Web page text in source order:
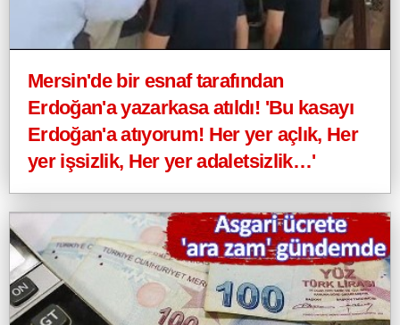
Mersin'de bir esnaf tarafından
Erdoğan'a yazarkasa atıldı! 'Bu kasayı
Erdoğan'a atıyorum! Her yer açlık, Her
yer işsizlik, Her yer adaletsizlik…'